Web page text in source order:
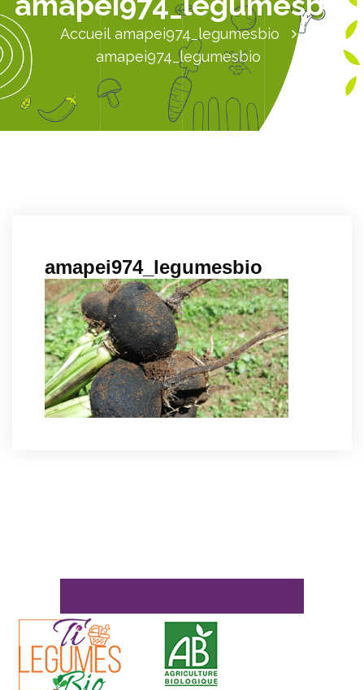
Accueil amapei974_legumesbio
amapei974_legumesbio
amapei974_legumesbio